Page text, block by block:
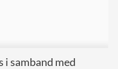
i samband med